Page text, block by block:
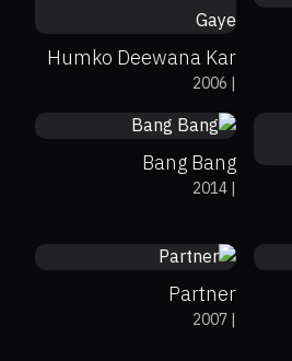
Humko Deewana Kar
Gaye|
2006
5.5
15%
Bang Bang
|
2014
5.7
Partner
|
2007